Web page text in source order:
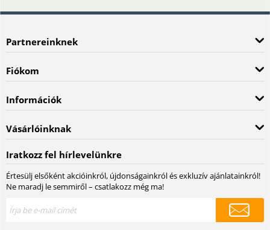
Partnereinknek
Fiókom
Információk
Vásárlóinknak
Iratkozz fel hírlevelünkre
Értesülj elsőként akcióinkról, újdonságainkról és exkluzív ajánlatainkról!
Ne maradj le semmiről – csatlakozz még ma!